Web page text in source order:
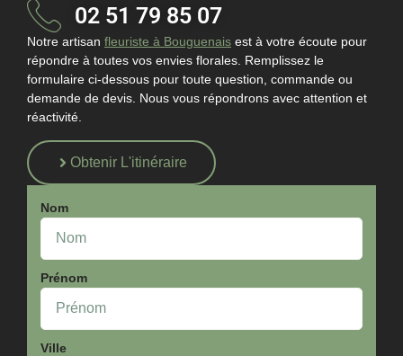
02 51 79 85 07
Notre artisan fleuriste à Bouguenais est à votre écoute pour
répondre à toutes vos envies florales. Remplissez le
formulaire ci-dessous pour toute question, commande ou
demande de devis. Nous vous répondrons avec attention et
réactivité.
Obtenir L'itinéraire
Nom
Prénom
Ville